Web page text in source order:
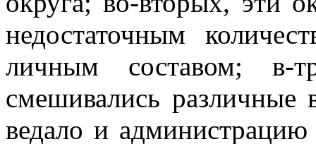
недостаточным
личным составом; в-
смешивались различные
ведало и